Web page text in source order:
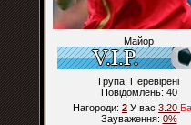
Майор
Група: Перевірені
Повідомлень: 40
Нагороди: 2 У вас 3.20
Зауваження: 0%